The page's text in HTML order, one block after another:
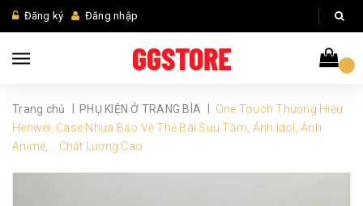
Đăng ký Đăng nhập
Trang chủ PHỤ KIỆN Ở TRANG BÌA
One Touch Thương Hiệu
Henwei, Case Nhựa Bảo Vệ Thẻ Bài Sưu Tầm, Ảnh Idol, Ảnh
Anime,... Chất Lượng Cao